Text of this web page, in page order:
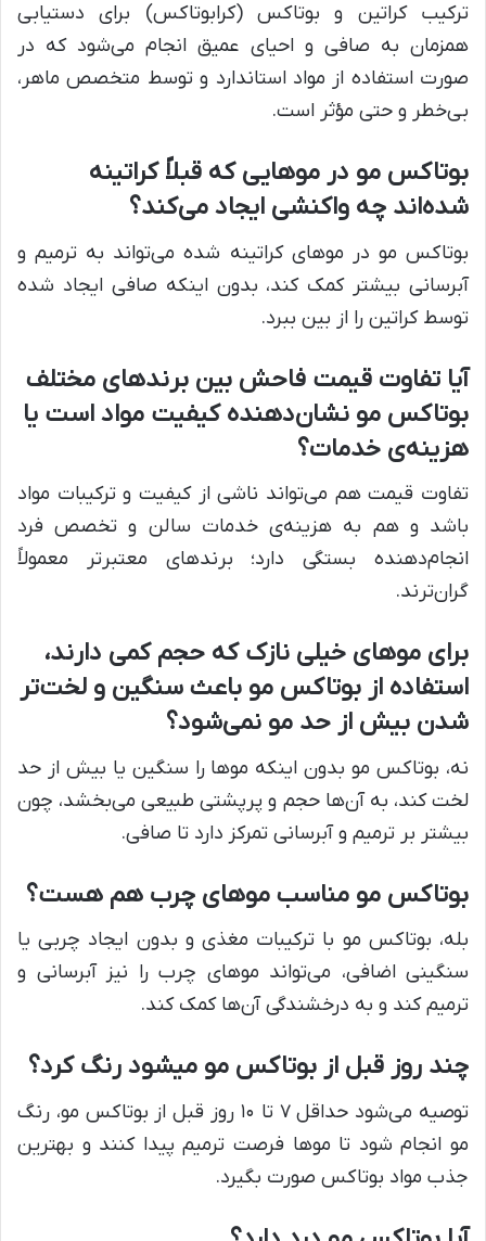
ترکیب کراتین و بوتاکس (کرابوتاکس) برای دستیابی
همزمان به صافی و احیای عمیق انجام می‌شود که در
صورت استفاده از مواد استاندارد و توسط متخصص ماهر،
بی‌خطر و حتی مؤثر است.
بوتاکس مو در موهایی که قبلاً کراتینه
شده‌اند چه واکنشی ایجاد می‌کند؟
بوتاکس مو در موهای کراتینه شده می‌تواند به ترمیم و
آبرسانی بیشتر کمک کند، بدون اینکه صافی ایجاد شده
توسط کراتین را از بین ببرد.
آیا تفاوت قیمت فاحش بین برندهای مختلف
بوتاکس مو نشان‌دهنده کیفیت مواد است یا
هزینه‌ی خدمات؟
تفاوت قیمت هم می‌تواند ناشی از کیفیت و ترکیبات مواد
باشد و هم به هزینه‌ی خدمات سالن و تخصص فرد
انجام‌دهنده بستگی دارد؛ برندهای معتبرتر معمولاً
گران‌ترند.
برای موهای خیلی نازک که حجم کمی دارند،
استفاده از بوتاکس مو باعث سنگین و لخت‌تر
شدن بیش از حد مو نمی‌شود؟
نه، بوتاکس مو بدون اینکه موها را سنگین یا بیش از حد
لخت کند، به آن‌ها حجم و پرپشتی طبیعی می‌بخشد، چون
بیشتر بر ترمیم و آبرسانی تمرکز دارد تا صافی.
بوتاکس مو مناسب موهای چرب هم هست؟
بله، بوتاکس مو با ترکیبات مغذی و بدون ایجاد چربی یا
سنگینی اضافی، می‌تواند موهای چرب را نیز آبرسانی و
ترمیم کند و به درخشندگی آن‌ها کمک کند.
چند روز قبل از بوتاکس مو میشود رنگ کرد؟
توصیه می‌شود حداقل ۷ تا ۱۰ روز قبل از بوتاکس مو، رنگ
مو انجام شود تا موها فرصت ترمیم پیدا کنند و بهترین
جذب مواد بوتاکس صورت بگیرد.